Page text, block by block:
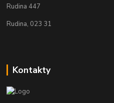
Rudina 447
Rudina, 023 31
Kontakty